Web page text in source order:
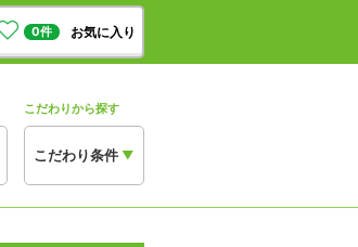
0件 お気に入り
こだわりから探す
こだわり条件 ▼